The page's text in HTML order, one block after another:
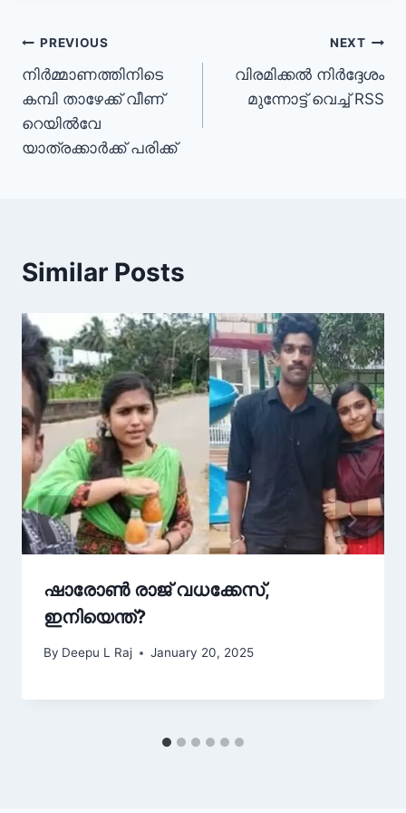
PREVIOUS
നിർമ്മാണത്തിനിടെ
കമ്പി താഴേക്ക് വീണ്
റെയിൽവേ
യാത്രക്കാർക്ക് പരിക്ക്
NEXT
വിരമിക്കൽ നിർദ്ദേശം
മുന്നോട്ട് വെച്ച് RSS
Similar Posts
ഷാരോൺ രാജ് വധക്കേസ്,
ഇനിയെന്ത്?
By Deepu L Raj January 20, 2025